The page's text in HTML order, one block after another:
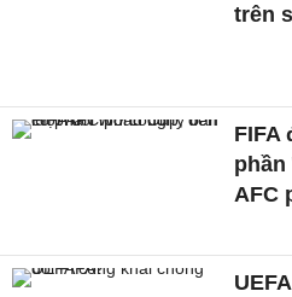
trên
FIFA
AFC